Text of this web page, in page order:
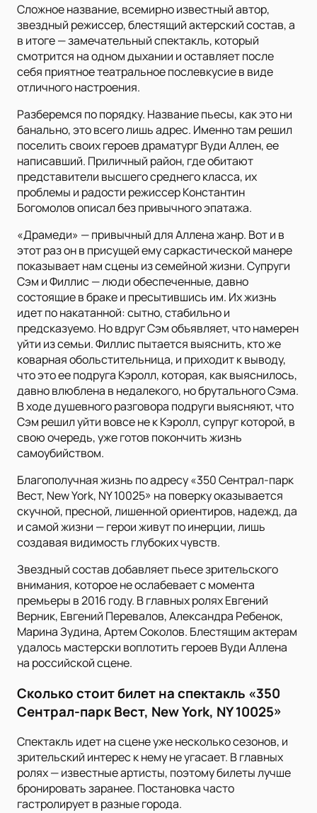
Сложное название, всемирно известный автор,
звездный режиссер, блестящий актерский состав, а
в итоге — замечательный спектакль, который
смотрится на одном дыхании и оставляет после
себя приятное театральное послевкусие в виде
отличного настроения.
Разберемся по порядку. Название пьесы, как это ни
банально, это всего лишь адрес. Именно там решил
поселить своих героев драматург Вуди Аллен, ее
написавший. Приличный район, где обитают
представители высшего среднего класса, их
проблемы и радости режиссер Константин
Богомолов описал без привычного эпатажа.
«Драмеди» — привычный для Аллена жанр. Вот и в
этот раз он в присущей ему саркастической манере
показывает нам сцены из семейной жизни. Супруги
Сэм и Филлис — люди обеспеченные, давно
состоящие в браке и пресытившись им. Их жизнь
идет по накатанной: сытно, стабильно и
предсказуемо. Но вдруг Сэм объявляет, что намерен
уйти из семьи. Филлис пытается выяснить, кто же
коварная обольстительница, и приходит к выводу,
что это ее подруга Кэролл, которая, как выяснилось,
давно влюблена в недалекого, но брутального Сэма.
В ходе душевного разговора подруги выясняют, что
Сэм решил уйти вовсе не к Кэролл, супруг которой, в
свою очередь, уже готов покончить жизнь
самоубийством.
Благополучная жизнь по адресу «350 Сентрал-парк
Вест, New York, NY 10025» на поверку оказывается
скучной, пресной, лишенной ориентиров, надежд, да
и самой жизни — герои живут по инерции, лишь
создавая видимость глубоких чувств.
Звездный состав добавляет пьесе зрительского
внимания, которое не ослабевает с момента
премьеры в 2016 году. В главных ролях Евгений
Верник, Евгений Перевалов, Александра Ребенок,
Марина Зудина, Артем Соколов. Блестящим актерам
удалось мастерски воплотить героев Вуди Аллена
на российской сцене.
Сколько стоит билет на спектакль «350
Сентрал-парк Вест, New York, NY 10025»
Спектакль идет на сцене уже несколько сезонов, и
зрительский интерес к нему не угасает. В главных
ролях — известные артисты, поэтому билеты лучше
бронировать заранее. Постановка часто
гастролирует в разные города.